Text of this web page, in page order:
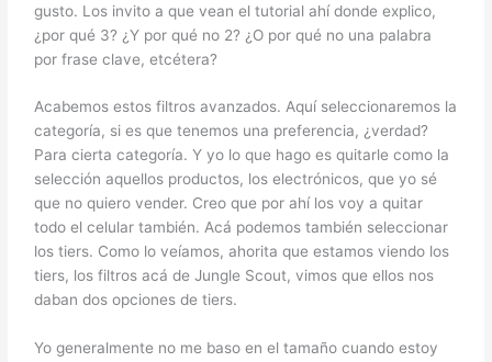
gusto. Los invito a que vean el tutorial ahí donde explico,
¿por qué 3? ¿Y por qué no 2? ¿O por qué no una palabra
por frase clave, etcétera?
Acabemos estos filtros avanzados. Aquí seleccionaremos la
categoría, si es que tenemos una preferencia, ¿verdad?
Para cierta categoría. Y yo lo que hago es quitarle como la
selección aquellos productos, los electrónicos, que yo sé
que no quiero vender. Creo que por ahí los voy a quitar
todo el celular también. Acá podemos también seleccionar
los tiers. Como lo veíamos, ahorita que estamos viendo los
tiers, los filtros acá de Jungle Scout, vimos que ellos nos
daban dos opciones de tiers.
Yo generalmente no me baso en el tamaño cuando estoy